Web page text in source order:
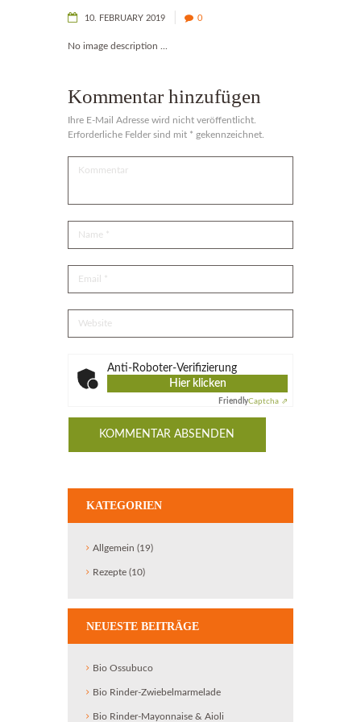
10. FEBRUARY 2019 0
No image description ...
Kommentar hinzufügen
Ihre E-Mail Adresse wird nicht veröffentlicht.
Erforderliche Felder sind mit * gekennzeichnet.
Anti-Roboter-Verifizierung
Hier klicken
FriendlyCaptcha ⇗
KATEGORIEN
Allgemein (19)
Rezepte (10)
NEUESTE BEITRÄGE
Bio Ossubuco
Bio Rinder-Zwiebelmarmelade
Bio Rinder-Mayonnaise & Aioli